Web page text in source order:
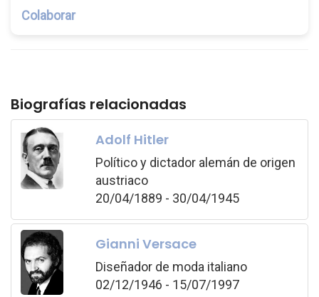
Colaborar
Biografías relacionadas
Adolf Hitler
Político y dictador alemán de origen
austriaco
20/04/1889 - 30/04/1945
Gianni Versace
Diseñador de moda italiano
02/12/1946 - 15/07/1997